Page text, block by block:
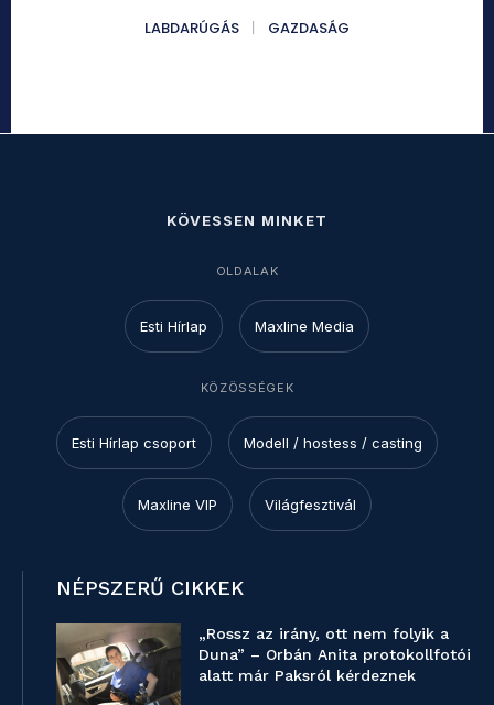
LABDARÚGÁS
GAZDASÁG
KÖVESSEN MINKET
OLDALAK
Esti Hírlap Maxline Media
KÖZÖSSÉGEK
Esti Hírlap csoport Modell / hostess / casting
Maxline VIP Világfesztivál
NÉPSZERŰ CIKKEK
„Rossz az irány, ott nem folyik a
Duna” – Orbán Anita protokollfotói
alatt már Paksról kérdeznek